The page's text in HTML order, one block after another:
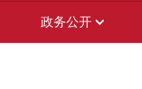
政务公开